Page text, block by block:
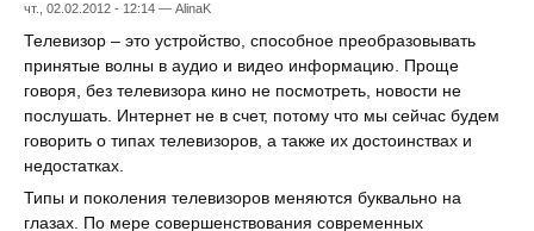
чт., 02.02.2012 - 12:14 — AlinaK
Телевизор – это устройство, способное преобразовывать
принятые волны в аудио и видео информацию. Проще
говоря, без телевизора кино не посмотреть, новости не
послушать. Интернет не в счет, потому что мы сейчас будем
говорить о типах телевизоров, а также их достоинствах и
недостатках.
Типы и поколения телевизоров меняются буквально на
глазах. По мере совершенствования современных